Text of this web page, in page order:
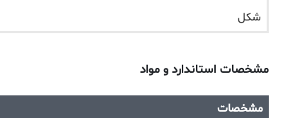
شکل
مشخصات استاندارد و مواد
مشخصات